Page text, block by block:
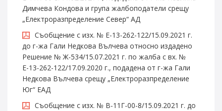
Димчева Кондова и група жалбоподатели срещу
„Електроразпределение Север“ АД
Съобщение с изх. № Е-13-262-122/15.09.2021 г.
до г-жа Гали Недкова Вълчева относно издадено
Решение № Ж-534/15.07.2021 г. по жалба с вх. №
Е-13-262-122/17.09.2020 г., подадена от г-жа Гали
Недкова Вълчева срещу „Електроразпределение
Юг“ ЕАД
Съобщение с изх. № В-11Г-00-8/15.09.2021 г. до